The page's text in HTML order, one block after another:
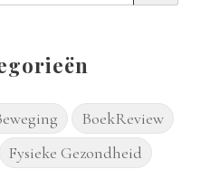
BoekReview
Fysieke Gezondheid